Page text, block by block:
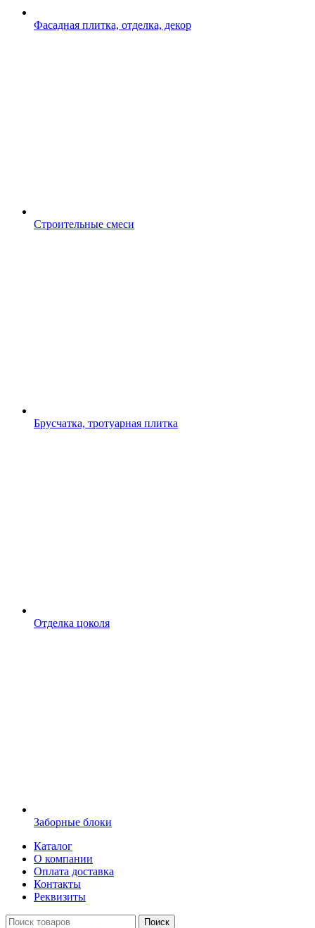
Фасадная плитка, отделка, декор
Строительные смеси
Брусчатка, тротуарная плитка
Отделка цоколя
Заборные блоки
Каталог
О компании
Оплата доставка
Контакты
Реквизиты
Поиск